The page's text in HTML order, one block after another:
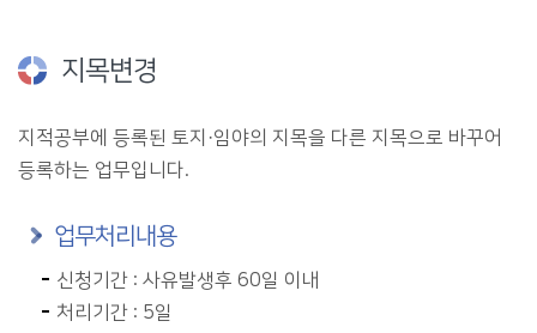
지목변경
지적공부에 등록된 토지·임야의 지목을 다른 지목으로 바꾸어
등록하는 업무입니다.
업무처리내용
신청기간 : 사유발생후 60일 이내
처리기간 : 5일